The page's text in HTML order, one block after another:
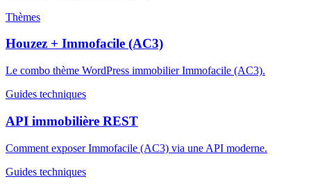
Thèmes
Houzez + Immofacile (AC3)
Le combo thème WordPress immobilier Immofacile (AC3).
Guides techniques
API immobilière REST
Comment exposer Immofacile (AC3) via une API moderne.
Guides techniques